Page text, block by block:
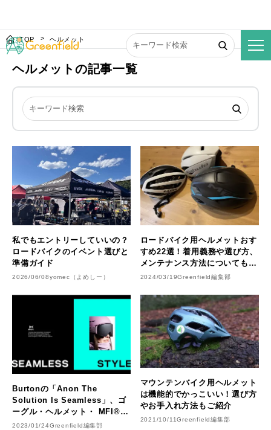
TOP ヘルメット
ヘルメットの記事一覧
私でもエントリーしていいの？
ロードバイクのイベント選びと
準備ガイド
2026/06/08yomec（よめしー）
ロードバイク用ヘルメットおす
すめ22選！着用義務や選び方、
メンテナンス方法についても解
説
2024/03/19Greenfield編集部
Burtonの「Anon The
Solution Is Seamless」、ゴ
ーグル・ヘルメット・ MFI®
フェイスマスクの完璧な一体感
2023/01/24Greenfield編集部
マウンテンバイク用ヘルメット
は機能的でかっこいい！選び方
やお手入れ方法もご紹介
2021/10/11Greenfield編集部